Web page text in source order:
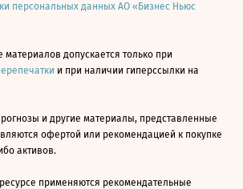
персональных данных АО «Бизнес Ньюс
допускается только при
и при наличии гиперссылки на
и другие материалы, представленные
офертой или рекомендацией к покупке
активов.
применяются рекомендательные